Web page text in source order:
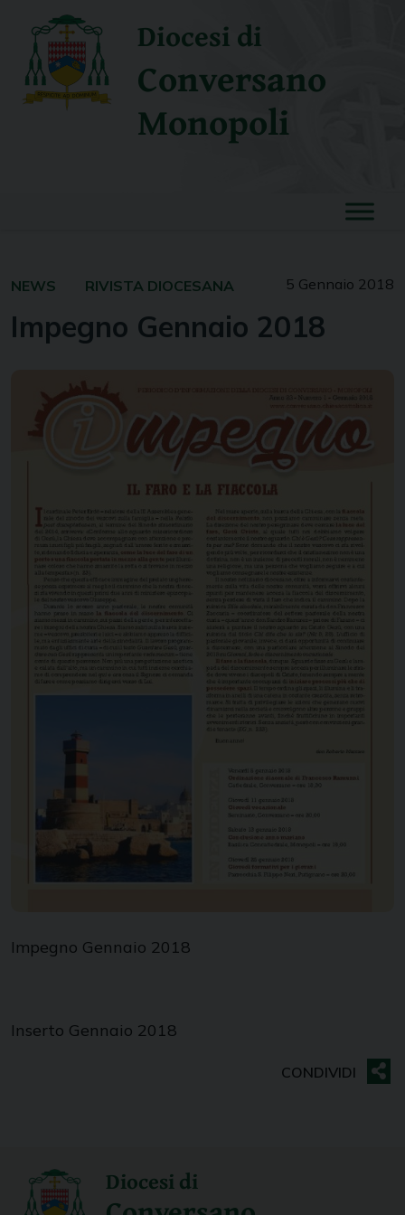
content
Diocesi di
Conversano
Monopoli
5 Gennaio 2018
NEWS RIVISTA DIOCESANA
Impegno Gennaio 2018
Impegno Gennaio 2018
Inserto Gennaio 2018
Diocesi di